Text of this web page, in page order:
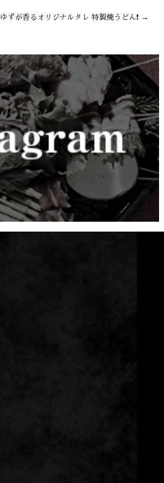
ゆずが香るオリジナルタレ 特製焼うどん❗️ →